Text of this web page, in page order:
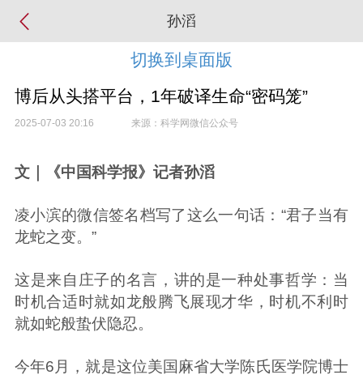
孙滔
切换到桌面版
博后从头搭平台，1年破译生命“密码笼”
2025-07-03 20:16 来源：科学网微信公众号
文｜《中国科学报》记者孙滔
凌小滨的微信签名档写了这么一句话：“君子当有
龙蛇之变。”
这是来自庄子的名言，讲的是一种处事哲学：当
时机合适时就如龙般腾飞展现才华，时机不利时
就如蛇般蛰伏隐忍。
今年6月，就是这位美国麻省大学陈氏医学院博士